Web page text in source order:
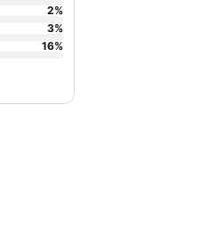
2%
3%
16%